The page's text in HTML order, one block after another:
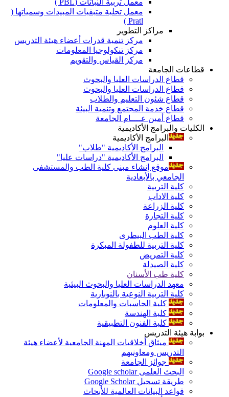
معمل تحلية متبقيات المبيدات وسمياتها (
Pratl )
مراكز التطوير
مركز تنمية قدرات أعضاء هيئة التدريس
مركز تنكولوجيا المعلومات
مركز القياس والتقويم
قطاعات الجامعة
قطاع الدراسات العليا والبحوث
قطاع الدراسات العليا والبحوث
قطاع شئون التعليم والطلاب
قطاع خدمة المجتمع وتنمية البيئة
قطاع أمين عــــام الجامعة
الكليات والبرامج الأكاديمية
البرامج الأكاديمية
البرامج الأكاديمية "طلاب"
البرامج الأكاديمية "دراسات عليا"
موقع إنشاء مبنى كلية الطب والمستشفى
الجامعي بالأبعادية
كلية التربية
كلية الاداب
كلية الزراعة
كلية التجارة
كلية العلوم
كلية الطب البيطرى
كلية التربية للطفولة المبكرة
كلية التمريض
كلية الصيدلة
كلية طب الأسنان
معهد الدراسات العليا والبحوث البيئية
كلية التربية النوعية بالنوبارية
كلية الحاسبات والمعلومات
كلية الهندسة
كلية الفنون التطبيقية
بوابة هيئة التدريس
ميثاق أخلاقيات المهنة الجامعية لأعضاء هيئة
التدريس ومعاونيهم
جوائز الجامعة
البحث العلمى Google scholar
طريقة تسجيل Google Scholar
قواعد البيانات العالمية للأبحاث